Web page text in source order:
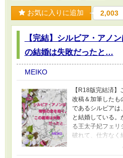
なたの恋は、決し
復讐と逃亡…それ
お気に入りに追加 2,003
【完結】シルビア・アノ
の結婚は失敗だったと…
MEIKO
【R18版完結済】
改稿＆加筆した
であるシルビアは
と結婚している
る王太子妃フェリ
破れて、仕方な
どもう手の届か
忘れて、きっと私